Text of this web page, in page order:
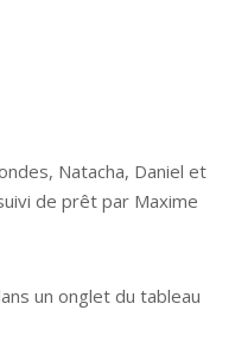
Natacha, Daniel et
de prêt par Maxime
un onglet du tableau